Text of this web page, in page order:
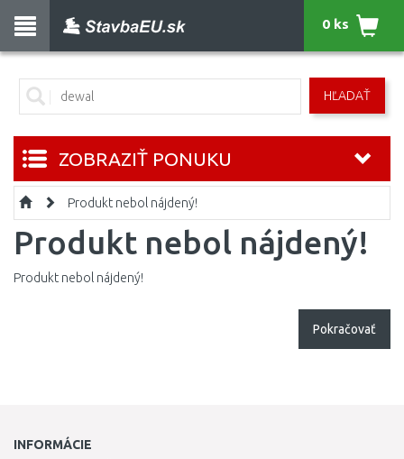
HĽADAŤ
0 ks
ZOBRAZIŤ PONUKU
Produkt nebol nájdený!
Produkt nebol nájdený!
Produkt nebol nájdený!
Pokračovať
INFORMÁCIE